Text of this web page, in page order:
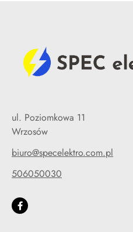
ul. Poziomkowa 11
Wrzosów
biuro@specelektro.com.pl
506050030